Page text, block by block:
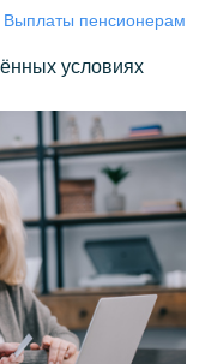
Выплаты пенсионерам
условиях